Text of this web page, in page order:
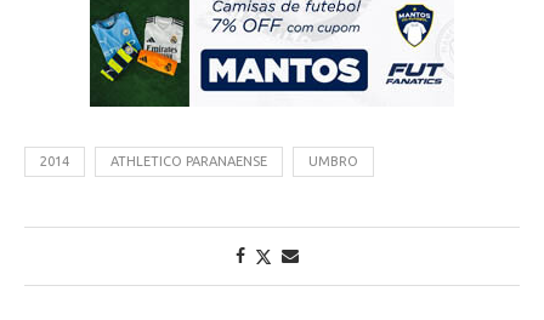
2014 ATHLETICO PARANAENSE UMBRO